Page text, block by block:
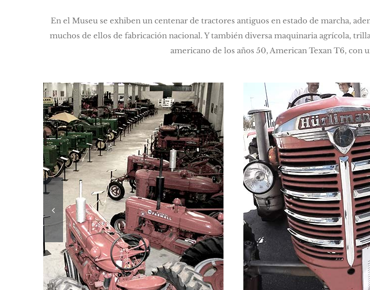
En el Museu se exhiben un centenar de tractores antiguos en estado de marcha,
muchos de ellos de fabricación nacional. Y también diversa maquinaria agrícola,
americano de los años 50, American Texan T6, con